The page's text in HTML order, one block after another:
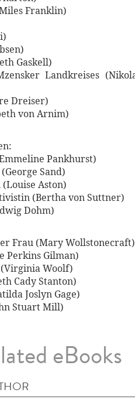
Franklin)
Gaskell)
Landkreises
Dreiser)
von Arnim)
Pankhurst)
Sand)
Aston)
(Bertha von Suttner)
Dohm)
Frau (Mary Wollstonecraft)
Perkins Gilman)
Woolf)
Cady Stanton)
Joslyn Gage)
Stuart Mill)
eBooks